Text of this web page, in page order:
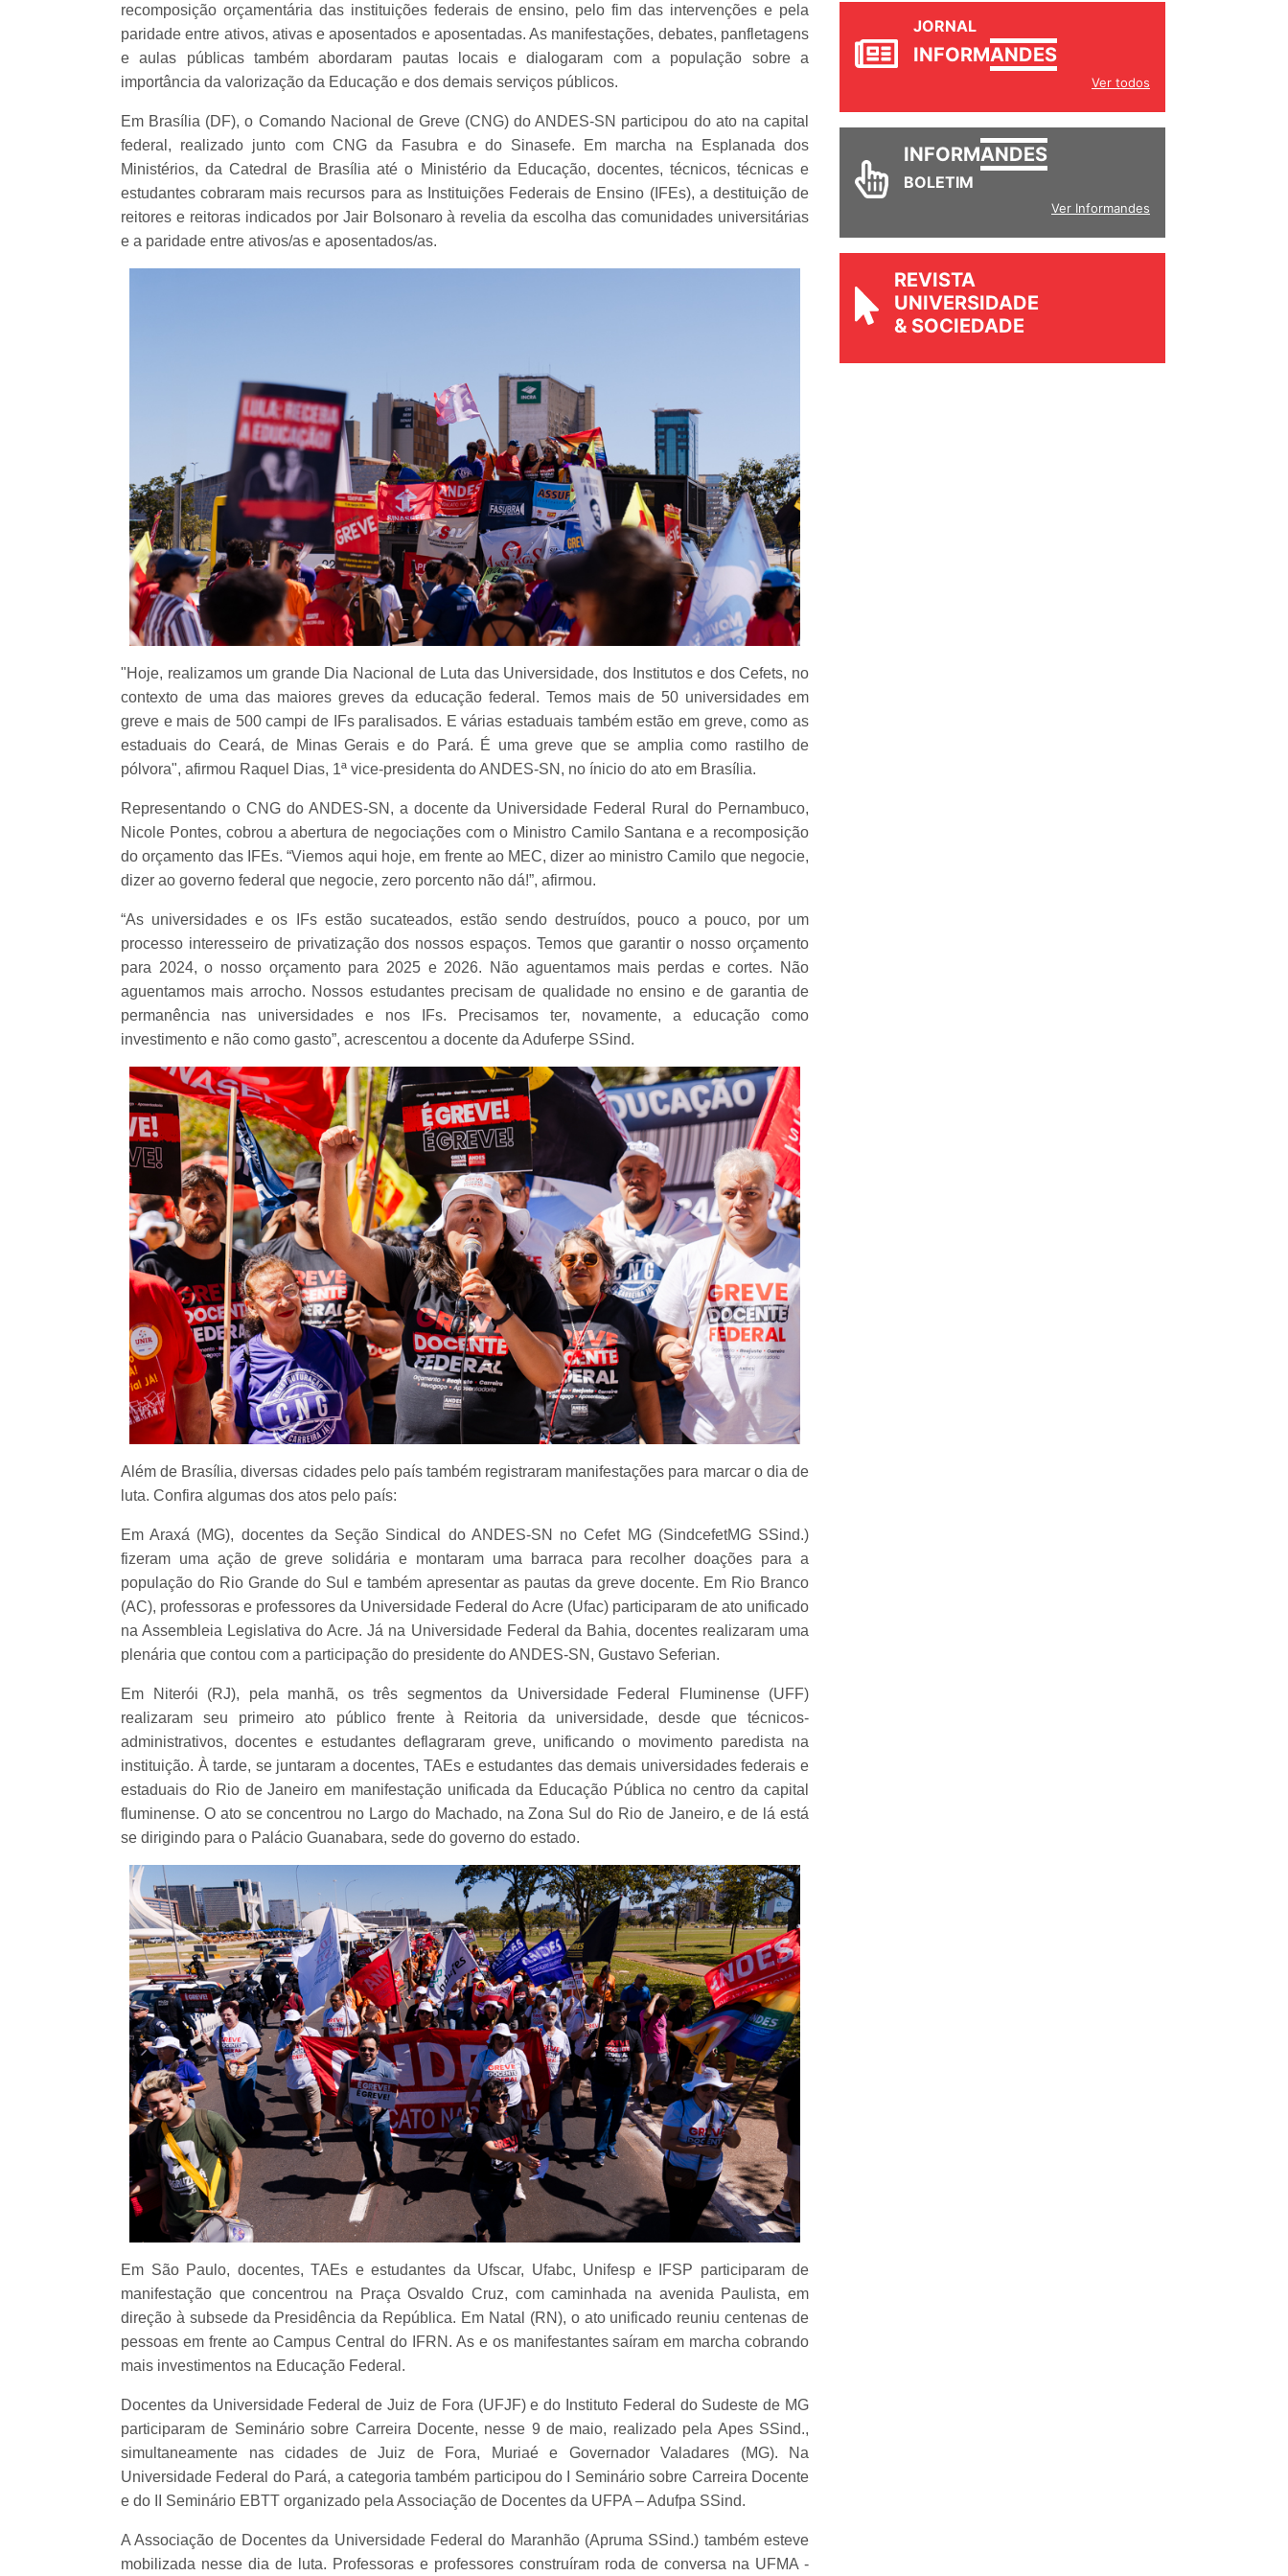
recomposição orçamentária das instituições federais de ensino, pelo fim das intervenções e pela
paridade entre ativos, ativas e aposentados e aposentadas. As manifestações, debates, panfletagens
e aulas públicas também abordaram pautas locais e dialogaram com a população sobre a
importância da valorização da Educação e dos demais serviços públicos.
Em Brasília (DF), o Comando Nacional de Greve (CNG) do ANDES-SN participou do ato na capital
federal, realizado junto com CNG da Fasubra e do Sinasefe. Em marcha na Esplanada dos
Ministérios, da Catedral de Brasília até o Ministério da Educação, docentes, técnicos, técnicas e
estudantes cobraram mais recursos para as Instituições Federais de Ensino (IFEs), a destituição de
reitores e reitoras indicados por Jair Bolsonaro à revelia da escolha das comunidades universitárias
e a paridade entre ativos/as e aposentados/as.
"Hoje, realizamos um grande Dia Nacional de Luta das Universidade, dos Institutos e dos Cefets, no
contexto de uma das maiores greves da educação federal. Temos mais de 50 universidades em
greve e mais de 500 campi de IFs paralisados. E várias estaduais também estão em greve, como as
estaduais do Ceará, de Minas Gerais e do Pará. É uma greve que se amplia como rastilho de
pólvora", afirmou Raquel Dias, 1ª vice-presidenta do ANDES-SN, no ínicio do ato em Brasília.
Representando o CNG do ANDES-SN, a docente da Universidade Federal Rural do Pernambuco,
Nicole Pontes, cobrou a abertura de negociações com o Ministro Camilo Santana e a recomposição
do orçamento das IFEs. “Viemos aqui hoje, em frente ao MEC, dizer ao ministro Camilo que negocie,
dizer ao governo federal que negocie, zero porcento não dá!”, afirmou.
“As universidades e os IFs estão sucateados, estão sendo destruídos, pouco a pouco, por um
processo interesseiro de privatização dos nossos espaços. Temos que garantir o nosso orçamento
para 2024, o nosso orçamento para 2025 e 2026. Não aguentamos mais perdas e cortes. Não
aguentamos mais arrocho. Nossos estudantes precisam de qualidade no ensino e de garantia de
permanência nas universidades e nos IFs. Precisamos ter, novamente, a educação como
investimento e não como gasto”, acrescentou a docente da Aduferpe SSind.
Além de Brasília, diversas cidades pelo país também registraram manifestações para marcar o dia de
luta. Confira algumas dos atos pelo país:
Em Araxá (MG), docentes da Seção Sindical do ANDES-SN no Cefet MG (SindcefetMG SSind.)
fizeram uma ação de greve solidária e montaram uma barraca para recolher doações para a
população do Rio Grande do Sul e também apresentar as pautas da greve docente. Em Rio Branco
(AC), professoras e professores da Universidade Federal do Acre (Ufac) participaram de ato unificado
na Assembleia Legislativa do Acre. Já na Universidade Federal da Bahia, docentes realizaram uma
plenária que contou com a participação do presidente do ANDES-SN, Gustavo Seferian.
Em Niterói (RJ), pela manhã, os três segmentos da Universidade Federal Fluminense (UFF)
realizaram seu primeiro ato público frente à Reitoria da universidade, desde que técnicos-
administrativos, docentes e estudantes deflagraram greve, unificando o movimento paredista na
instituição. À tarde, se juntaram a docentes, TAEs e estudantes das demais universidades federais e
estaduais do Rio de Janeiro em manifestação unificada da Educação Pública no centro da capital
fluminense. O ato se concentrou no Largo do Machado, na Zona Sul do Rio de Janeiro, e de lá está
se dirigindo para o Palácio Guanabara, sede do governo do estado.
Em São Paulo, docentes, TAEs e estudantes da Ufscar, Ufabc, Unifesp e IFSP participaram de
manifestação que concentrou na Praça Osvaldo Cruz, com caminhada na avenida Paulista, em
direção à subsede da Presidência da República. Em Natal (RN), o ato unificado reuniu centenas de
pessoas em frente ao Campus Central do IFRN. As e os manifestantes saíram em marcha cobrando
mais investimentos na Educação Federal.
Docentes da Universidade Federal de Juiz de Fora (UFJF) e do Instituto Federal do Sudeste de MG
participaram de Seminário sobre Carreira Docente, nesse 9 de maio, realizado pela Apes SSind.,
simultaneamente nas cidades de Juiz de Fora, Muriaé e Governador Valadares (MG). Na
Universidade Federal do Pará, a categoria também participou do I Seminário sobre Carreira Docente
e do II Seminário EBTT organizado pela Associação de Docentes da UFPA – Adufpa SSind.
A Associação de Docentes da Universidade Federal do Maranhão (Apruma SSind.) também esteve
mobilizada nesse dia de luta. Professoras e professores construíram roda de conversa na UFMA -
JORNAL
Ver todos
INFORM
Ver Informandes
REVISTA
UNIVERSIDADE